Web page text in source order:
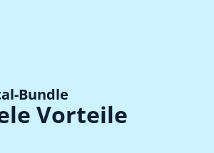
Bundle
Vorteile